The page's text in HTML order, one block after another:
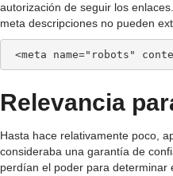
autorización de seguir los
meta descripciones no pueden
<meta name="robots"
Relevancia
Hasta hace relativamente poco,
consideraba una garantía de
perdían el poder para determinar